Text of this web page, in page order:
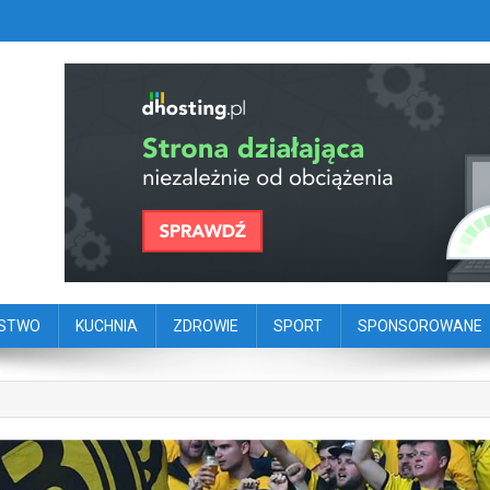
portal dziennikarstwa
KUCHNIA ZDROWIE SPORT SPONSOROWANE